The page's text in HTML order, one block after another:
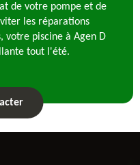
de votre pompe et de
les réparations
votre piscine à Agen D
tout l'été.